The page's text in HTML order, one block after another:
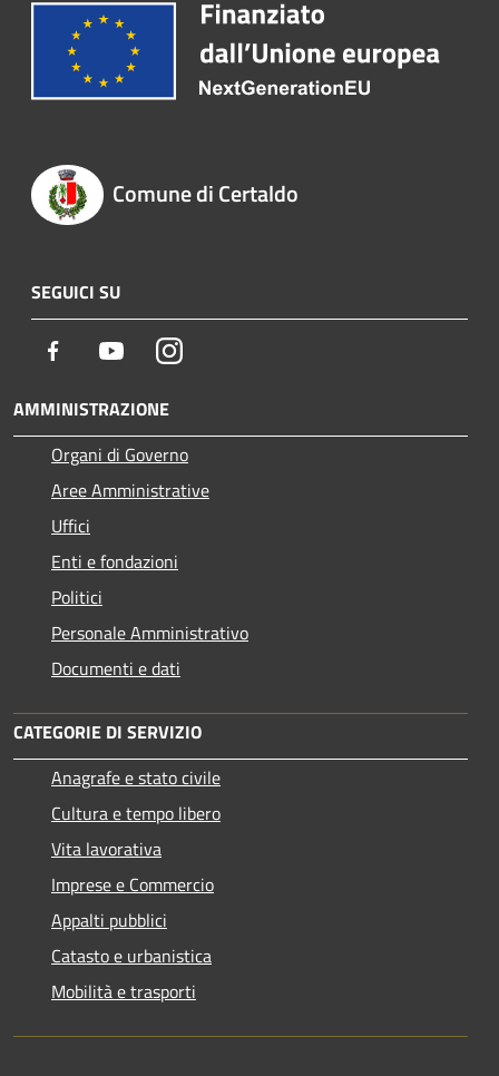
Comune di Certaldo
SEGUICI SU
Facebook YoutubeInstagram
AMMINISTRAZIONE
Organi di Governo
Aree Amministrative
Uffici
Enti e fondazioni
Politici
Personale Amministrativo
Documenti e dati
CATEGORIE DI SERVIZIO
Anagrafe e stato civile
Cultura e tempo libero
Vita lavorativa
Imprese e Commercio
Appalti pubblici
Catasto e urbanistica
Mobilità e trasporti